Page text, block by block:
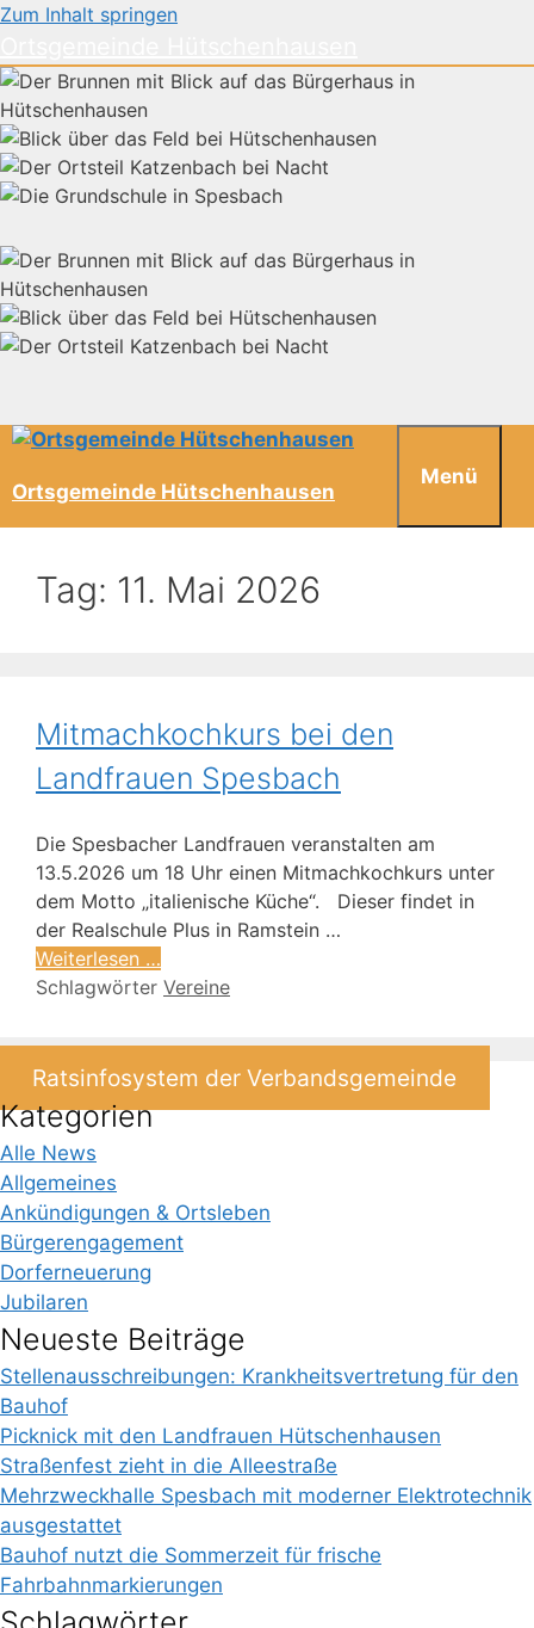
Zum Inhalt springen
Ortsgemeinde Hütschenhausen
Menü
Tag: 11. Mai 2026
Mitmachkochkurs bei den
Landfrauen Spesbach
Die Spesbacher Landfrauen veranstalten am
13.5.2026 um 18 Uhr einen Mitmachkochkurs unter
dem Motto „italienische Küche“. Dieser findet in
der Realschule Plus in Ramstein …
Weiterlesen …
Schlagwörter Vereine
Ratsinfosystem der Verbandsgemeinde
Kategorien
Alle News
Allgemeines
Ankündigungen & Ortsleben
Bürgerengagement
Dorferneuerung
Jubilaren
Neueste Beiträge
Stellenausschreibungen: Krankheitsvertretung für den
Bauhof
Picknick mit den Landfrauen Hütschenhausen
Straßenfest zieht in die Alleestraße
Mehrzweckhalle Spesbach mit moderner Elektrotechnik
ausgestattet
Bauhof nutzt die Sommerzeit für frische
Fahrbahnmarkierungen